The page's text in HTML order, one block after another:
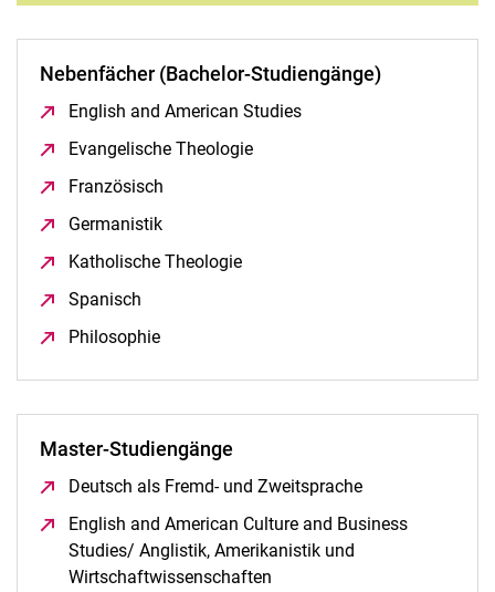
Nebenfächer (Bachelor-Studiengänge)
English and American Studies
Evangelische Theologie
Französisch
Germanistik
Katholische Theologie
Spanisch
Philosophie
Master-Studiengänge
Deutsch als Fremd- und Zweitsprache
English and American Culture and Business
Studies/ Anglistik, Amerikanistik und
Wirtschaftwissenschaften